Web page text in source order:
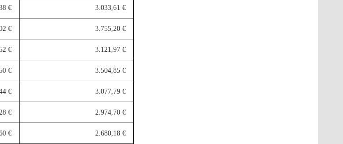
€ 3.033,61 €
€ 3.755,20 €
€ 3.121,97 €
€ 3.504,85 €
€ 3.077,79 €
€ 2.974,70 €
€ 2.680,18 €